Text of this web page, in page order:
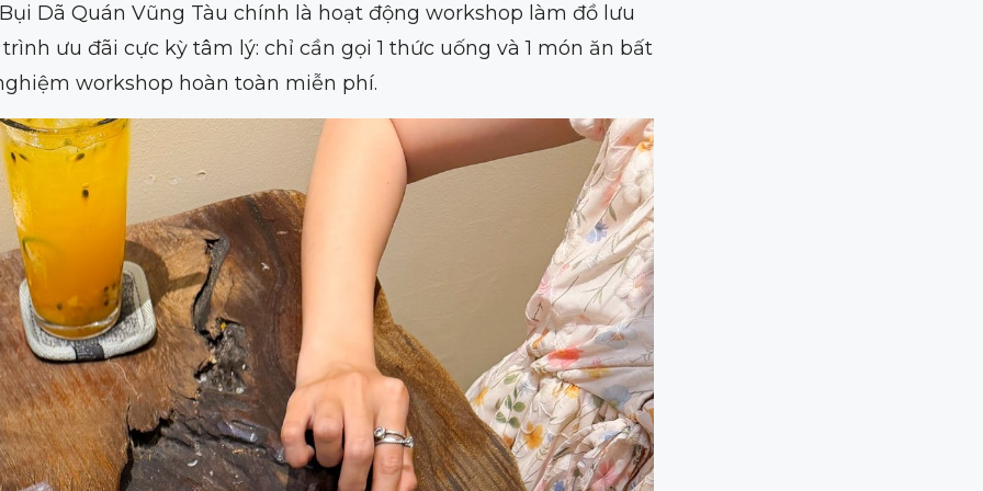
Dã Quán Vũng Tàu chính là hoạt động workshop làm đồ lưu
ưu đãi cực kỳ tâm lý: chỉ cần gọi 1 thức uống và 1 món ăn bất
workshop hoàn toàn miễn phí.